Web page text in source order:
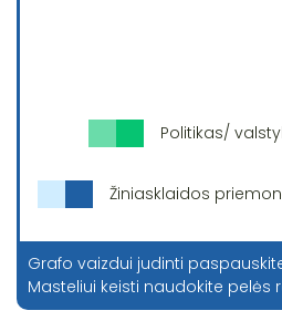
Politikas/
Žiniasklaidos
Grafo vaizdui judinti
Masteliui keisti naudokite pelės